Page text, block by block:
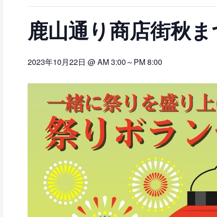
鹿山通り商店街秋
2023年10月22日 @ AM 3:00～PM 8:00